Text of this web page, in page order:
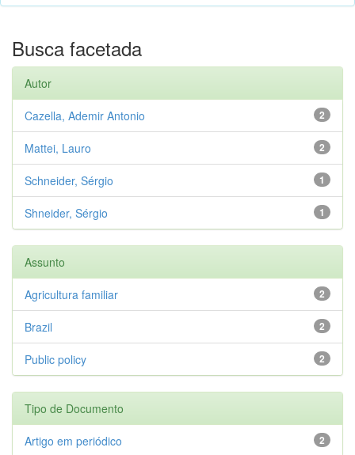
Busca facetada
Autor
2
Cazella, Ademir Antonio
2
Mattei, Lauro
1
Schneider, Sérgio
1
Shneider, Sérgio
Assunto
2
Agricultura familiar
2
Brazil
2
Public policy
Tipo de Documento
2
Artigo em periódico